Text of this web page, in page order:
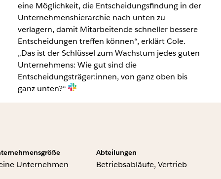
eine Möglichkeit, die Entscheidungsfindung in der
Unternehmenshierarchie nach unten zu
verlagern, damit Mitarbeitende schneller bessere
Entscheidungen treffen können“, erklärt Cole.
„Das ist der Schlüssel zum Wachstum jedes guten
Unternehmens: Wie gut sind die
Entscheidungsträger:innen, von ganz oben bis
ganz unten?“
Unternehmen
Abteilungen
Betriebsabläufe, Vertrieb